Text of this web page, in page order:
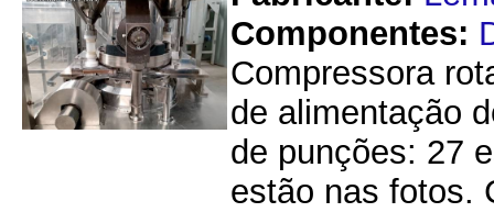
Componentes:
Compressora
de alimentação
de punções: 27
estão nas fotos.